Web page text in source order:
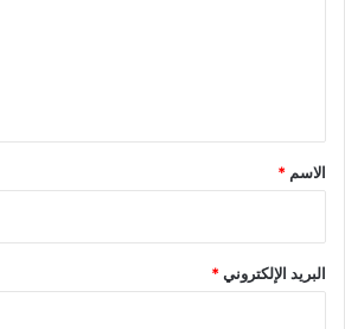
*
الاسم *
البريد الإلكتروني*